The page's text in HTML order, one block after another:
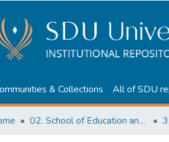
& Collections All of SDU
02. School of Education and humanities